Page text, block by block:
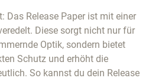
Das Release Paper ist mit einer
Diese sorgt nicht nur für
Optik, sondern bietet
Schutz und erhöht die
So kannst du dein Release